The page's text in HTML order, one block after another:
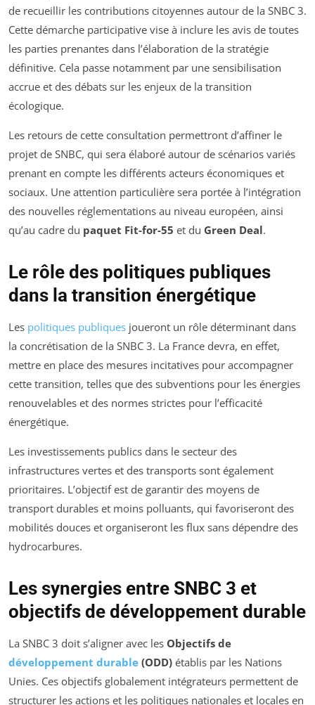
de recueillir les contributions citoyennes autour de la SNBC 3.
Cette démarche participative vise à inclure les avis de toutes
les parties prenantes dans l’élaboration de la stratégie
définitive. Cela passe notamment par une sensibilisation
accrue et des débats sur les enjeux de la transition
écologique.
Les retours de cette consultation permettront d’affiner le
projet de SNBC, qui sera élaboré autour de scénarios variés
prenant en compte les différents acteurs économiques et
sociaux. Une attention particulière sera portée à l’intégration
des nouvelles réglementations au niveau européen, ainsi
qu’au cadre du paquet Fit-for-55 et du Green Deal.
Le rôle des politiques publiques
dans la transition énergétique
Les politiques publiques joueront un rôle déterminant dans
la concrétisation de la SNBC 3. La France devra, en effet,
mettre en place des mesures incitatives pour accompagner
cette transition, telles que des subventions pour les énergies
renouvelables et des normes strictes pour l’efficacité
énergétique.
Les investissements publics dans le secteur des
infrastructures vertes et des transports sont également
prioritaires. L’objectif est de garantir des moyens de
transport durables et moins polluants, qui favoriseront des
mobilités douces et organiseront les flux sans dépendre des
hydrocarbures.
Les synergies entre SNBC 3 et
objectifs de développement durable
La SNBC 3 doit s’aligner avec les Objectifs de
développement durable (ODD) établis par les Nations
Unies. Ces objectifs globalement intégrateurs permettent de
structurer les actions et les politiques nationales et locales en